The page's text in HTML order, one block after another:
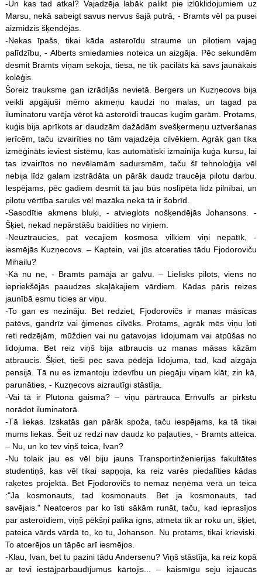
-Un kas tad atkal? Vajadzēja labāk palikt pie izlūklidojumiem uz
Marsu, nekā sabeigt savus nervus šajā putrā, - Bramts vēl pa pusei
aizmidzis šķendējās.
-Nekas īpašs, tikai kāda asteroīdu straume un pilotiem vajag
palīdzību, - Alberts smiedamies noteica un aizgāja. Pēc sekundēm
desmit Bramts viņam sekoja, tiesa, ne tik pacilāts kā savs jaunākais
kolēģis.
Šoreiz trauksme gan izrādījās nevietā. Bergers un Kuzņecovs bija
veikli apgājuši mēmo akmeņu kaudzi no malas, un tagad pa
iluminatoru varēja vērot kā asteroīdi traucas kuģim garām. Protams,
kuģis bija aprīkots ar daudzām dažādām svešķermeņu uztveršanas
ierīcēm, taču izvairīties no tām vajadzēja cilvēkiem. Agrāk gan tika
izmēģināts ieviest sistēmu, kas automātiski izmainīja kuģa kursu, lai
tas izvairītos no nevēlamām sadursmēm, taču šī tehnoloģija vēl
nebija līdz galam izstrādāta un pārāk daudz traucēja pilotu darbu.
Iespējams, pēc gadiem desmit tā jau būs noslīpēta līdz pilnībai, un
pilotu vērtība saruks vēl mazāka nekā tā ir šobrīd.
-Sasodītie akmens bluķi, - atvieglots nošķendējās Johansons. -
Šķiet, nekad nepārstāšu baidīties no viņiem.
-Neuztraucies, pat vecajiem kosmosa vilkiem viņi nepatīk, -
iesmējās Kuzņecovs. – Kaptein, vai jūs atceraties tādu Fjodoroviču
Mihailu?
-Kā nu ne, - Bramts pamāja ar galvu. – Lielisks pilots, viens no
iepriekšējās paaudzes skaļākajiem vārdiem. Kādas pāris reizes
jaunībā esmu ticies ar viņu.
-To gan es nezināju. Bet redziet, Fjodorovičs ir manas māsīcas
patēvs, gandrīz vai ģimenes cilvēks. Protams, agrāk mēs viņu ļoti
reti redzējām, mūždien vai nu gatavojas lidojumam vai atpūšas no
lidojuma. Bet reiz viņš bija atbraucis uz manas māsas kāzām
atbraucis. Šķiet, tieši pēc sava pēdējā lidojuma, tad, kad aizgāja
pensijā. Tā nu es izmantoju izdevību un piegāju viņam klāt, zin kā,
parunāties, - Kuzņecovs aizrautīgi stāstīja.
-Vai tā ir Plutona gaisma? – viņu pārtrauca Ernvulfs ar pirkstu
norādot iluminatorā.
-Tā liekas. Izskatās gan pārāk spoža, taču iespējams, ka tā tikai
mums liekas. Šeit uz redzi nav daudz ko paļauties, - Bramts atteica.
– Nu, un ko tev viņš teica, Ivan?
-Nu tolaik jau es vēl biju jauns Transportinženierijas fakultātes
studentiņš, kas vēl tikai sapņoja, ka reiz varēs piedalīties kādas
raķetes projektā. Bet Fjodorovičs to nemaz neņēma vērā un teica
:"Ja kosmonauts, tad kosmonauts. Bet ja kosmonauts, tad
savējais." Neatceros par ko īsti sākām runāt, taču, kad ieprasījos
par asteroīdiem, viņš pēkšņi palika īgns, atmeta tik ar roku un, šķiet,
pateica vārds vārdā to, ko tu, Johanson. Nu protams, tikai krieviski.
To atcerējos un tāpēc arī iesmējos.
-Klau, Ivan, bet tu pazini tādu Andersenu? Viņš stāstīja, ka reiz kopā
ar tevi iestājpārbaudījumus kārtojis... – kaismīgu seju iejaucās